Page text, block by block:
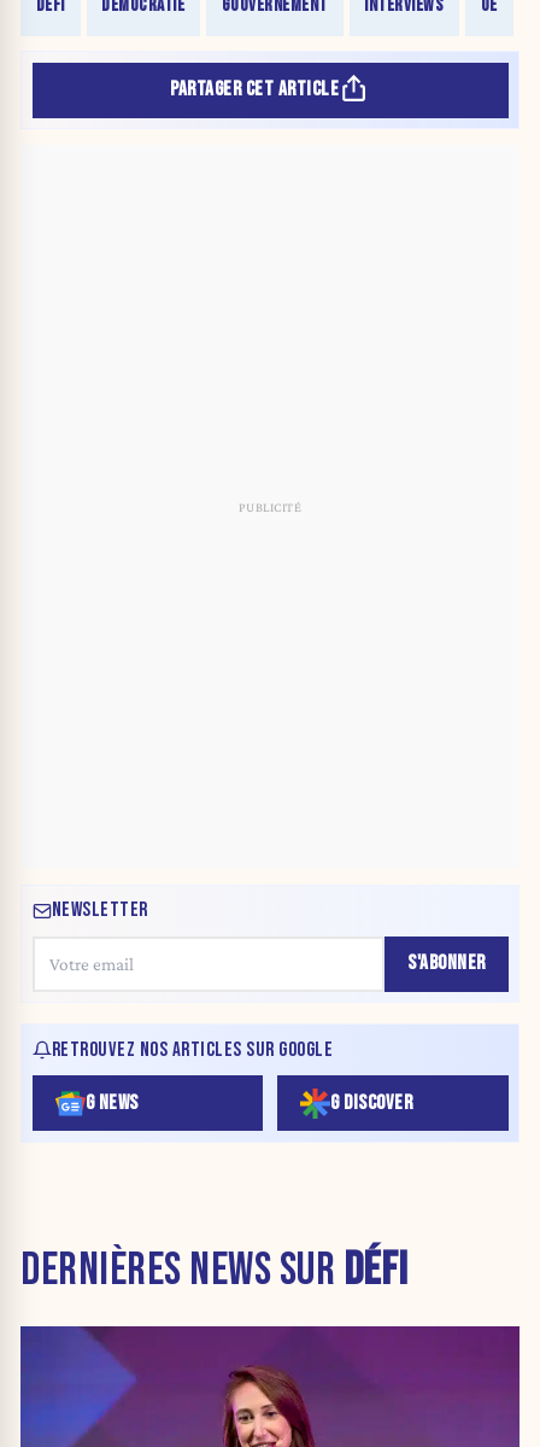
DÉFI DÉMOCRATIE GOUVERNEMENT INTERVIEWS UE
PARTAGER CET ARTICLE
NEWSLETTER
S'ABONNER
RETROUVEZ NOS ARTICLES SUR GOOGLE
G NEWS G DISCOVER
DERNIÈRES NEWS SUR DÉFI